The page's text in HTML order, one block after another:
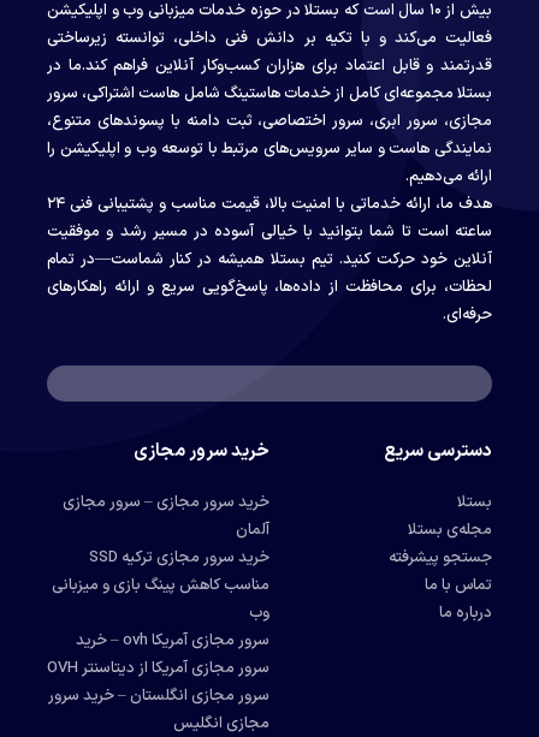
بیش از ۱۰ سال است که بستلا در حوزه خدمات میزبانی وب و اپلیکیشن
فعالیت می‌کند و با تکیه بر دانش فنی داخلی، توانسته زیرساختی
قدرتمند و قابل اعتماد برای هزاران کسب‌وکار آنلاین فراهم کند.ما در
بستلا مجموعه‌ای کامل از خدمات هاستینگ شامل هاست اشتراکی، سرور
مجازی، سرور ابری، سرور اختصاصی، ثبت دامنه با پسوندهای متنوع،
نمایندگی هاست و سایر سرویس‌های مرتبط با توسعه وب و اپلیکیشن را
ارائه می‌دهیم.
هدف ما، ارائه خدماتی با امنیت بالا، قیمت مناسب و پشتیبانی فنی ۲۴
ساعته است تا شما بتوانید با خیالی آسوده در مسیر رشد و موفقیت
آنلاین خود حرکت کنید. تیم بستلا همیشه در کنار شماست—در تمام
لحظات، برای محافظت از داده‌ها، پاسخ‌گویی سریع و ارائه راهکارهای
حرفه‌ای.
دسترسی سریع
بستلا
مجله‌ی بستلا
جستجو پیشرفته
تماس با ما
درباره ما
خرید سرور مجازی
خرید سرور مجازی – سرور مجازی
آلمان
خرید سرور مجازی ترکیه SSD
مناسب کاهش پینگ بازی و میزبانی
وب
سرور مجازی آمریکا ovh – خرید
سرور مجازی آمریکا از دیتاسنتر OVH
سرور مجازی انگلستان – خرید سرور
مجازی انگلیس